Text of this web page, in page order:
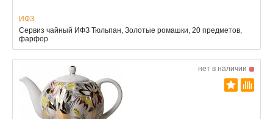
ИФЗ
Сервиз чайный ИФЗ Тюльпан, Золотые ромашки, 20 предметов,
фарфор
нет в наличии